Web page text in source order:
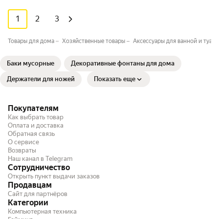
1 2 3
Товары для дома Хозяйственные товары Аксессуары для ванной и
Баки мусорные Декоративные фонтаны для дома
Держатели для ножей Показать еще
Покупателям
Как выбрать товар
Оплата и доставка
Обратная связь
О сервисе
Возвраты
Наш канал в Telegram
Сотрудничество
Открыть пункт выдачи заказов
Продавцам
Сайт для партнёров
Категории
Компьютерная техника